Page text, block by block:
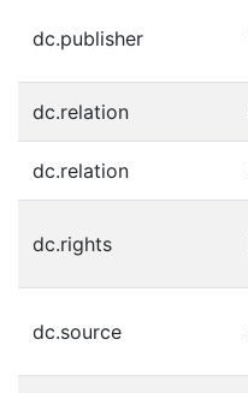
dc.publisher
dc.relation
dc.relation
dc.rights
dc.source